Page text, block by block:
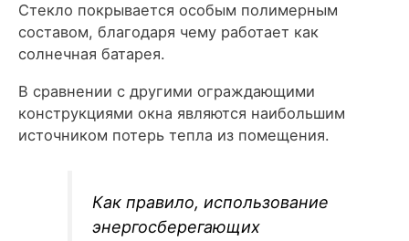
Стекло покрывается особым полимерным
составом, благодаря чему работает как
солнечная батарея.
В сравнении с другими ограждающими
конструкциями окна являются наибольшим
источником потерь тепла из помещения.
Как правило, использование
энергосберегающих